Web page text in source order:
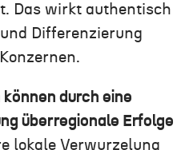
Das wirkt authentisch
Differenzierung
durch eine
überregionale Erfolge
lokale Verwurzelung